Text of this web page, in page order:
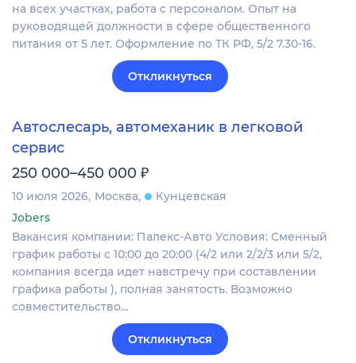
на всех участках, работа с персоналом. Опыт на
руководящей должности в сфере общественного
питания от 5 лет. Оформление по ТК РФ, 5/2 7.30-16.
Откликнуться
Автослесарь, автомеханик в легковой
сервис
250 000–450 000 ₽
10 июля 2026 Москва
Кунцевская
Jobers
Вакансия компании: Палекс-Авто Условия: Сменный
график работы с 10:00 до 20:00 (4/2 или 2/2/3 или 5/2,
компания всегда идет навстречу при составлении
графика работы ), полная занятость. Возможно
совместительство…
Откликнуться